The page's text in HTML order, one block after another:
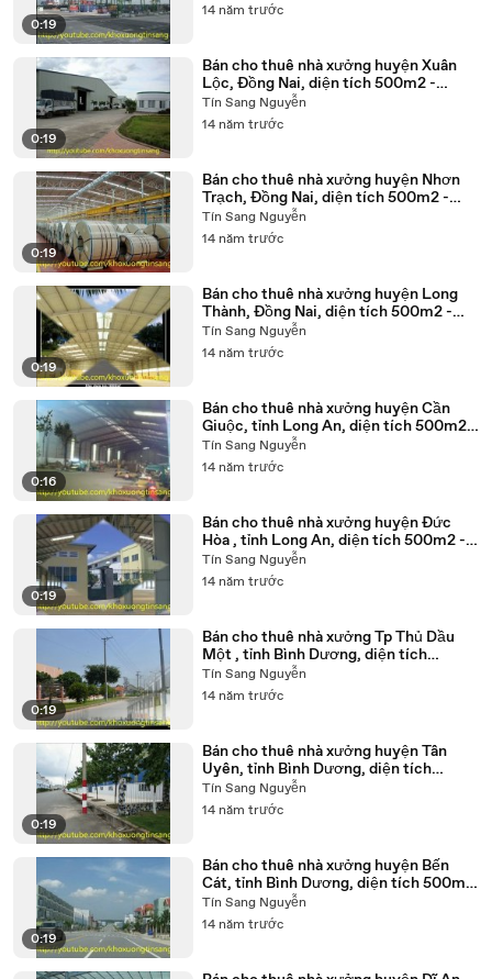
0:19
14 năm trước
0:19
Bán cho thuê nhà xưởng huyện Xuân
Lộc, Đồng Nai, diện tích 500m2 -
50.000m2
Tín Sang Nguyễn
14 năm trước
0:19
Bán cho thuê nhà xưởng huyện Nhơn
Trạch, Đồng Nai, diện tích 500m2 -
50.000m2
Tín Sang Nguyễn
14 năm trước
0:19
Bán cho thuê nhà xưởng huyện Long
Thành, Đồng Nai, diện tích 500m2 -
50.000m2
Tín Sang Nguyễn
14 năm trước
0:16
Bán cho thuê nhà xưởng huyện Cần
Giuộc, tỉnh Long An, diện tích 500m2 -
50.000m2
Tín Sang Nguyễn
14 năm trước
0:19
Bán cho thuê nhà xưởng huyện Đức
Hòa , tỉnh Long An, diện tích 500m2 -
50.000m2
Tín Sang Nguyễn
14 năm trước
0:19
Bán cho thuê nhà xưởng Tp Thủ Dầu
Một , tỉnh Bình Dương, diện tích
500m2 - 50.000m2
Tín Sang Nguyễn
14 năm trước
0:19
Bán cho thuê nhà xưởng huyện Tân
Uyên, tỉnh Bình Dương, diện tích
500m2 - 50.000m2
Tín Sang Nguyễn
14 năm trước
0:19
Bán cho thuê nhà xưởng huyện Bến
Cát, tỉnh Bình Dương, diện tích 500m2
- 50.000m2
Tín Sang Nguyễn
14 năm trước